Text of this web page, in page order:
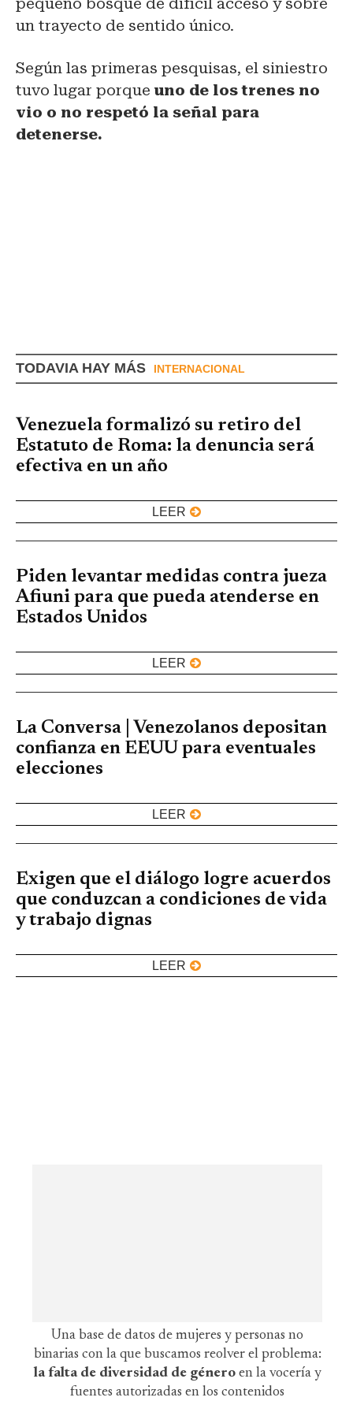
pequeño bosque de difícil acceso y sobre
un trayecto de sentido único.
Según las primeras pesquisas, el siniestro
tuvo lugar porque uno de los trenes no
vio o no respetó la señal para
detenerse.
TODAVIA HAY MÁS INTERNACIONAL
Venezuela formalizó su retiro del
Estatuto de Roma: la denuncia será
efectiva en un año
LEER
Piden levantar medidas contra jueza
Afiuni para que pueda atenderse en
Estados Unidos
LEER
La Conversa | Venezolanos depositan
confianza en EEUU para eventuales
elecciones
LEER
Exigen que el diálogo logre acuerdos
que conduzcan a condiciones de vida
y trabajo dignas
LEER
Una base de datos de mujeres y personas no
binarias con la que buscamos reolver el problema:
la falta de diversidad de género en la vocería y
fuentes autorizadas en los contenidos